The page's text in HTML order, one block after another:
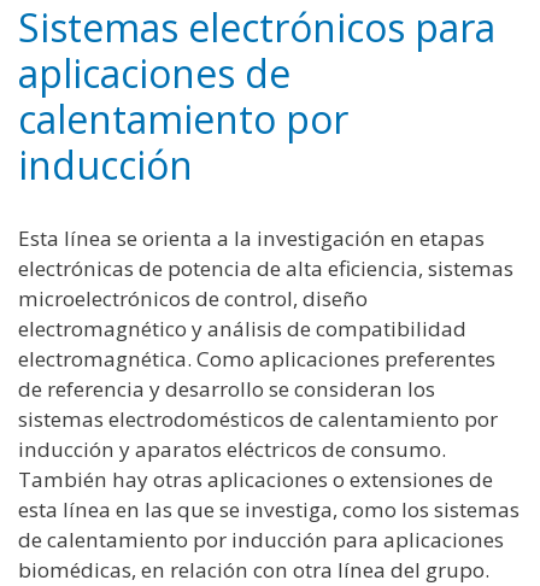
Sistemas electrónicos para
aplicaciones de
calentamiento por
inducción
Esta línea se orienta a la investigación en etapas
electrónicas de potencia de alta eficiencia, sistemas
microelectrónicos de control, diseño
electromagnético y análisis de compatibilidad
electromagnética. Como aplicaciones preferentes
de referencia y desarrollo se consideran los
sistemas electrodomésticos de calentamiento por
inducción y aparatos eléctricos de consumo.
También hay otras aplicaciones o extensiones de
esta línea en las que se investiga, como los sistemas
de calentamiento por inducción para aplicaciones
biomédicas, en relación con otra línea del grupo.